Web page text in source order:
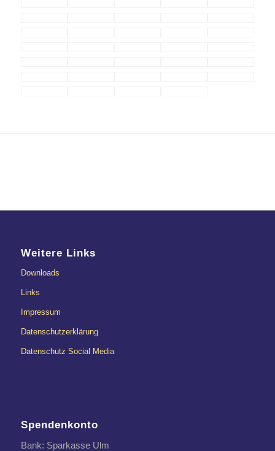
Weitere Links
Downloads
Links
Impressum
Datenschutzerklärung
Datenschutz Social Media
Spendenkonto
Bank: Sparkasse Ulm